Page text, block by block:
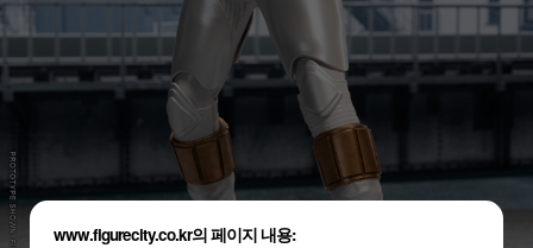
www.figurecity.co.kr의 페이지 내용: